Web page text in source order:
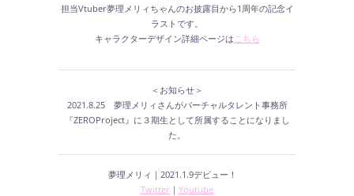
担当Vtuber夢理メリィちゃんのお披露目から1周年の記念イ
ラストです。
キャラクターデザイン詳細ページはこちら
＜お知らせ＞
2021.8.25 夢理メリィさんがバーチャルタレント事務所
『ZEROProject』に３期生として所属することになりまし
た。
夢理メリィ｜2021.1.9デビュー！
Twitter ｜ Youtube